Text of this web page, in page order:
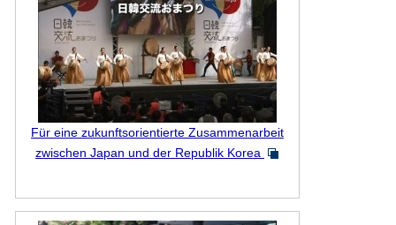
Für eine zukunftsorientierte Zusammenarbeit
zwischen Japan und der Republik Korea